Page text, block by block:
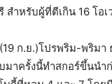
ำหรับผู้ที่ตีเกิน 16 โอ
ก.ย.)โปรพริม-พริม
มาครั้งนี้ทำสกอร์ขึ้นน